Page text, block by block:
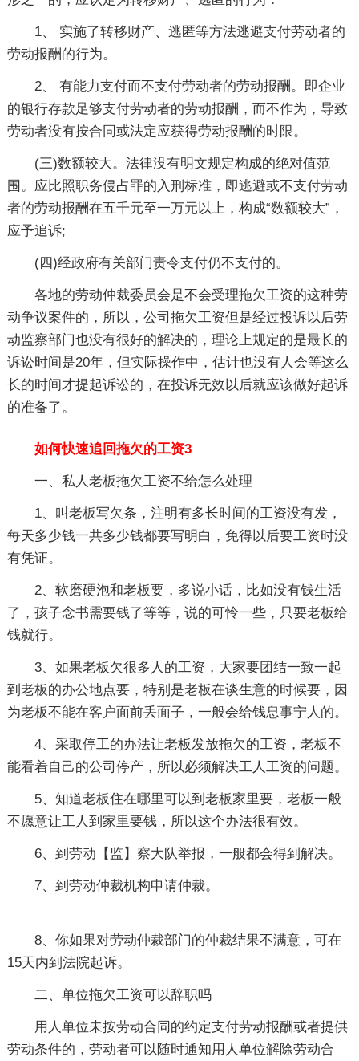
1、 实施了转移财产、逃匿等方法逃避支付劳动者的
劳动报酬的行为。
2、 有能力支付而不支付劳动者的劳动报酬。即企业
的银行存款足够支付劳动者的劳动报酬，而不作为，导致
劳动者没有按合同或法定应获得劳动报酬的时限。
(三)数额较大。法律没有明文规定构成的绝对值范
围。应比照职务侵占罪的入刑标准，即逃避或不支付劳动
者的劳动报酬在五千元至一万元以上，构成“数额较大”，
应予追诉;
(四)经政府有关部门责令支付仍不支付的。
各地的劳动仲裁委员会是不会受理拖欠工资的这种劳
动争议案件的，所以，公司拖欠工资但是经过投诉以后劳
动监察部门也没有很好的解决的，理论上规定的是最长的
诉讼时间是20年，但实际操作中，估计也没有人会等这么
长的时间才提起诉讼的，在投诉无效以后就应该做好起诉
的准备了。
如何快速追回拖欠的工资3
一、私人老板拖欠工资不给怎么处理
1、叫老板写欠条，注明有多长时间的工资没有发，
每天多少钱一共多少钱都要写明白，免得以后要工资时没
有凭证。
2、软磨硬泡和老板要，多说小话，比如没有钱生活
了，孩子念书需要钱了等等，说的可怜一些，只要老板给
钱就行。
3、如果老板欠很多人的工资，大家要团结一致一起
到老板的办公地点要，特别是老板在谈生意的时候要，因
为老板不能在客户面前丢面子，一般会给钱息事宁人的。
4、采取停工的办法让老板发放拖欠的工资，老板不
能看着自己的公司停产，所以必须解决工人工资的问题。
5、知道老板住在哪里可以到老板家里要，老板一般
不愿意让工人到家里要钱，所以这个办法很有效。
6、到劳动【监】察大队举报，一般都会得到解决。
7、到劳动仲裁机构申请仲裁。
8、你如果对劳动仲裁部门的仲裁结果不满意，可在
15天内到法院起诉。
二、单位拖欠工资可以辞职吗
用人单位未按劳动合同的约定支付劳动报酬或者提供
劳动条件的，劳动者可以随时通知用人单位解除劳动合